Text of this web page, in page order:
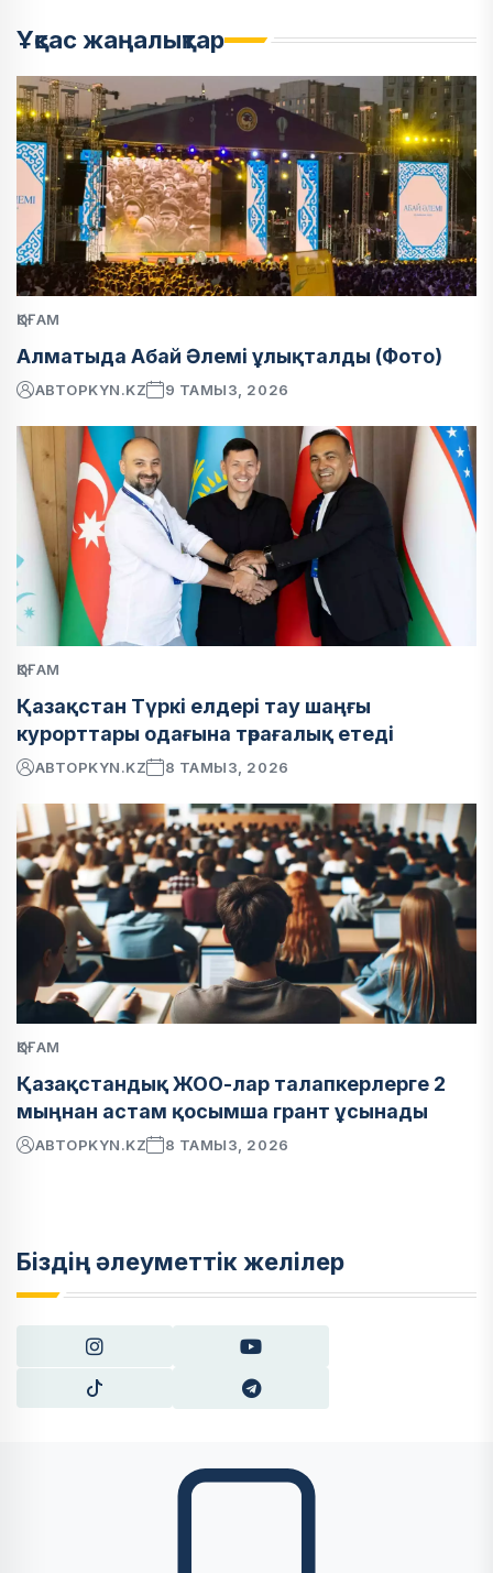
Ұқсас жаңалықтар
ҚОҒАМ
Алматыда Абай Әлемі ұлықталды (Фото)
АВТОРKYN.KZ 9 ТАМЫЗ, 2026
ҚОҒАМ
Қазақстан Түркі елдері тау шаңғы
курорттары одағына төрағалық етеді
АВТОРKYN.KZ 8 ТАМЫЗ, 2026
ҚОҒАМ
Қазақстандық ЖОО-лар талапкерлерге 2
мыңнан астам қосымша грант ұсынады
АВТОРKYN.KZ 8 ТАМЫЗ, 2026
Біздің әлеуметтік желілер